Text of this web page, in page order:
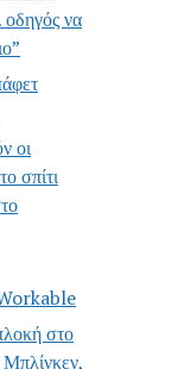
να
οι
σπίτι
Workable
στο
Μπλίνκεν,